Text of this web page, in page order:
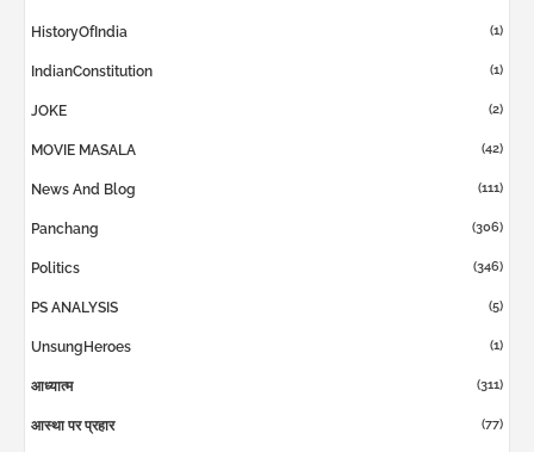
HistoryOfIndia (1)
IndianConstitution (1)
JOKE (2)
MOVIE MASALA (42)
News And Blog (111)
Panchang (306)
Politics (346)
PS ANALYSIS (5)
UnsungHeroes (1)
आध्यात्म (311)
आस्था पर प्रहार (77)